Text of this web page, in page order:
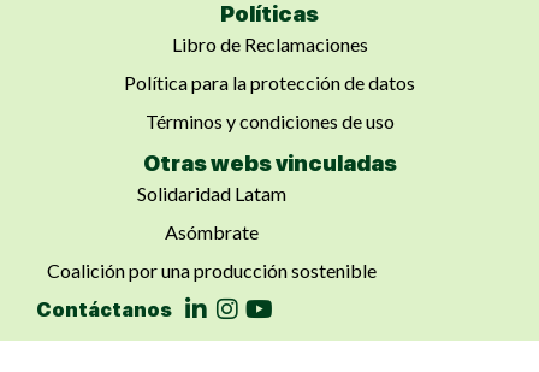
Políticas
Libro de Reclamaciones
Política para la protección de datos
Términos y condiciones de uso
Otras webs vinculadas
Solidaridad Latam
Asómbrate
Coalición por una producción sostenible
Contáctanos